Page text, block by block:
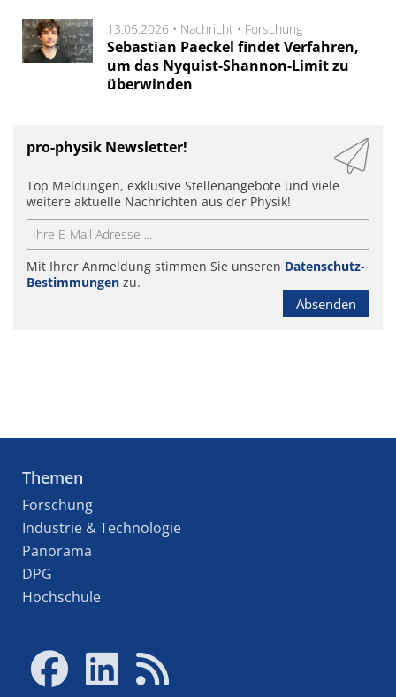
13.05.2026 • Nachricht • Forschung
Sebastian Paeckel findet Verfahren,
um das Nyquist-Shannon-Limit zu
überwinden
pro-physik Newsletter!
Top Meldungen, exklusive Stellenangebote und viele
weitere aktuelle Nachrichten aus der Physik!
Mit Ihrer Anmeldung stimmen Sie unseren Datenschutz-
Bestimmungen zu.
Absenden
Themen
Forschung
Industrie & Technologie
Panorama
DPG
Hochschule